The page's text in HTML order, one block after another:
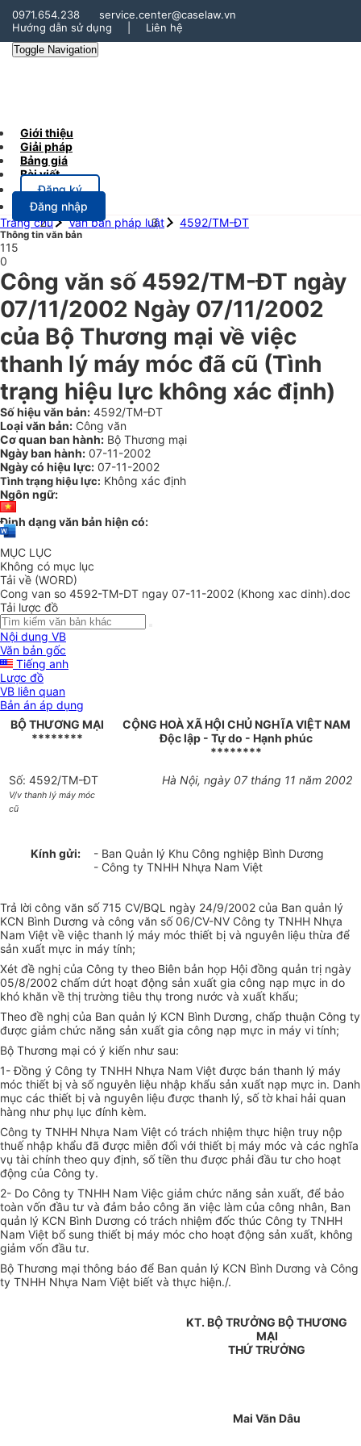
0971.654.238
service.center@caselaw.vn
Hướng dẫn sử dụng
Liên hệ
Toggle Navigation
Giới thiệu
Giải pháp
Bảng giá
Bài viết
Đăng ký
Đăng nhập
Trang chủ
Văn bản pháp luật 4592/TM-ĐT
Thông tin văn bản
115
0
Công văn số 4592/TM-ĐT ngày
07/11/2002 Ngày 07/11/2002
của Bộ Thương mại về việc
thanh lý máy móc đã cũ (Tình
trạng hiệu lực không xác định)
Số hiệu văn bản: 4592/TM-ĐT
Loại văn bản: Công văn
Cơ quan ban hành: Bộ Thương mại
Ngày ban hành: 07-11-2002
Ngày có hiệu lực: 07-11-2002
Tình trạng hiệu lực: Không xác định
Ngôn ngữ:
Định dạng văn bản hiện có:
MỤC LỤC
Không có mục lục
Tải về (WORD)
Cong van so 4592-TM-DT ngay 07-11-2002 (Khong xac dinh).doc
Tải lược đồ
Nội dung VB
Văn bản gốc
Tiếng anh
Lược đồ
VB liên quan
Bản án áp dụng
BỘ THƯƠNG MẠI
********
CỘNG HOÀ XÃ HỘI CHỦ NGHĨA VIỆT NAM
Độc lập - Tự do - Hạnh phúc
********
Số: 4592/TM-ĐT
V/v thanh lý máy móc
cũ
Hà Nội, ngày 07 tháng 11 năm 2002
Kính gửi:
- Ban Quản lý Khu Công nghiệp Bình Dương
- Công ty TNHH Nhựa Nam Việt
Trả lời công văn số 715 CV/BQL ngày 24/9/2002 của Ban quản lý
KCN Bình Dương và công văn số 06/CV-NV Công ty TNHH Nhựa
Nam Việt về việc thanh lý máy móc thiết bị và nguyên liệu thừa để
sản xuất mực in máy tính;
Xét đề nghị của Công ty theo Biên bản họp Hội đồng quản trị ngày
05/8/2002 chấm dứt hoạt động sản xuất gia công nạp mực in do
khó khăn về thị trường tiêu thụ trong nước và xuất khẩu;
Theo đề nghị của Ban quản lý KCN Bình Dương, chấp thuận Công ty
được giảm chức năng sản xuất gia công nạp mực in máy vi tính;
Bộ Thương mại có ý kiến như sau:
1- Đồng ý Công ty TNHH Nhựa Nam Việt được bán thanh lý máy
móc thiết bị và số nguyên liệu nhập khẩu sản xuất nạp mực in. Danh
mục các thiết bị và nguyên liệu được thanh lý, số tờ khai hải quan
hàng như phụ lục đính kèm.
Công ty TNHH Nhựa Nam Việt có trách nhiệm thực hiện truy nộp
thuế nhập khẩu đã được miễn đối với thiết bị máy móc và các nghĩa
vụ tài chính theo quy định, số tiền thu được phải đầu tư cho hoạt
động của Công ty.
2- Do Công ty TNHH Nam Việc giảm chức năng sản xuất, để bảo
toàn vốn đầu tư và đảm bảo công ăn việc làm của công nhân, Ban
quản lý KCN Bình Dương có trách nhiệm đốc thúc Công ty TNHH
Nam Việt bổ sung thiết bị máy móc cho hoạt động sản xuất, không
giảm vốn đầu tư.
Bộ Thương mại thông báo để Ban quản lý KCN Bình Dương và Công
ty TNHH Nhựa Nam Việt biết và thực hiện./.
KT. BỘ TRƯỞNG BỘ THƯƠNG
MẠI
THỨ TRƯỞNG
Mai Văn Dâu